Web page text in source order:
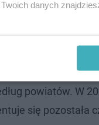
…
powiatów. W
się pozostała
danych